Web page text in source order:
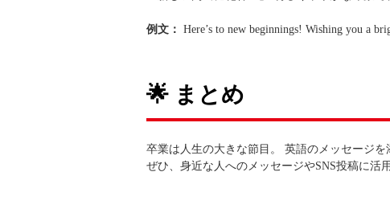
例文： Here’s to new beginnings! Wishing you a
🌟 まとめ
卒業は人生の大きな節目。 英語のメッセージ
ぜひ、身近な人へのメッセージやSNS投稿に活